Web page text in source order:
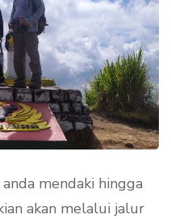
mendaki hingga
akan melalui jalur